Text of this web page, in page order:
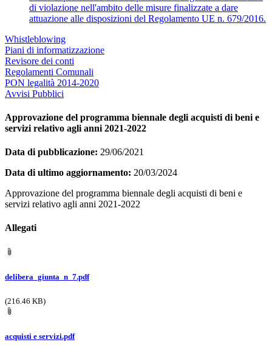
di violazione nell'ambito delle misure finalizzate a dare
attuazione alle disposizioni del Regolamento UE n. 679/2016.
Whistleblowing
Piani di informatizzazione
Revisore dei conti
Regolamenti Comunali
PON legalità 2014-2020
Avvisi Pubblici
Approvazione del programma biennale degli acquisti di beni e
servizi relativo agli anni 2021-2022
Data di pubblicazione: 29/06/2021
Data di ultimo aggiornamento: 20/03/2024
Approvazione del programma biennale degli acquisti di beni e
servizi relativo agli anni 2021-2022
Allegati
delibera_giunta_n_7.pdf
(216.46 KB)
acquisti e servizi.pdf